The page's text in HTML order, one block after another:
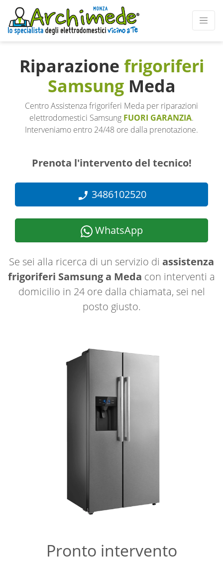
Riparazione frigoriferi
SamsungMeda
Centro Assistenza frigoriferi Meda per riparazioni
elettrodomestici Samsung FUORI GARANZIA.
Interveniamo entro 24/48 ore dalla prenotazione.
Prenota l'intervento del tecnico!
3486102520
WhatsApp
Se sei alla ricerca di un servizio di assistenza
frigoriferi Samsung a Meda con interventi a
domicilio in 24 ore dalla chiamata, sei nel
posto giusto.
Pronto intervento